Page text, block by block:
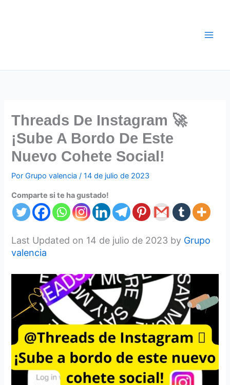
Threads De Instagram 🚀
¡Sube A Bordo De Este
Nuevo Cohete Social!
PorGrupo valencia/14 de julio de 2023
Comparte si te ha gustado!
Last Updated on 14 de julio de 2023 by Grupo
valencia